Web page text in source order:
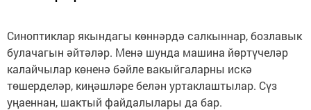
Синоптиклар якындагы көннәрдә салкыннар, бозлавык
булачагын әйтәләр. Менә шунда машина йөртүчеләр
калайчылар көненә бәйле вакыйгаларны искә
төшерделәр, киңәшләре белән уртаклаштылар. Сүз
уңаеннан, шактый файдалылары да бар.